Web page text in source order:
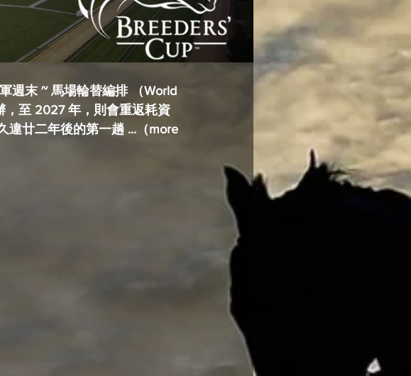
週末 ~ 馬場輪替編排 （World
，至 2027 年，則會重返耗資
違廿二年後的第一趟 ...（more